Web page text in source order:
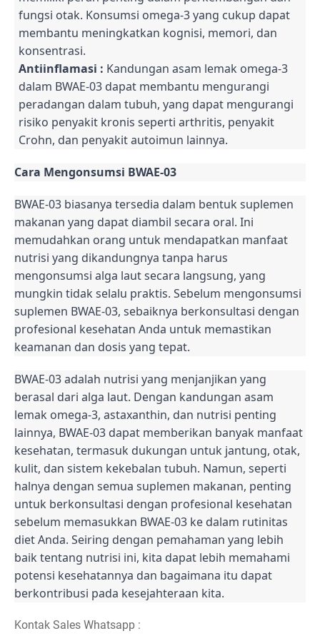
fungsi otak. Konsumsi omega-3 yang cukup dapat
membantu meningkatkan kognisi, memori, dan
konsentrasi.
Antiinflamasi : Kandungan asam lemak omega-3
dalam BWAE-03 dapat membantu mengurangi
peradangan dalam tubuh, yang dapat mengurangi
risiko penyakit kronis seperti arthritis, penyakit
Crohn, dan penyakit autoimun lainnya.
Cara Mengonsumsi BWAE-03
BWAE-03 biasanya tersedia dalam bentuk suplemen
makanan yang dapat diambil secara oral. Ini
memudahkan orang untuk mendapatkan manfaat
nutrisi yang dikandungnya tanpa harus
mengonsumsi alga laut secara langsung, yang
mungkin tidak selalu praktis. Sebelum mengonsumsi
suplemen BWAE-03, sebaiknya berkonsultasi dengan
profesional kesehatan Anda untuk memastikan
keamanan dan dosis yang tepat.
BWAE-03 adalah nutrisi yang menjanjikan yang
berasal dari alga laut. Dengan kandungan asam
lemak omega-3, astaxanthin, dan nutrisi penting
lainnya, BWAE-03 dapat memberikan banyak manfaat
kesehatan, termasuk dukungan untuk jantung, otak,
kulit, dan sistem kekebalan tubuh. Namun, seperti
halnya dengan semua suplemen makanan, penting
untuk berkonsultasi dengan profesional kesehatan
sebelum memasukkan BWAE-03 ke dalam rutinitas
diet Anda. Seiring dengan pemahaman yang lebih
baik tentang nutrisi ini, kita dapat lebih memahami
potensi kesehatannya dan bagaimana itu dapat
berkontribusi pada kesejahteraan kita.
Kontak Sales Whatsapp :